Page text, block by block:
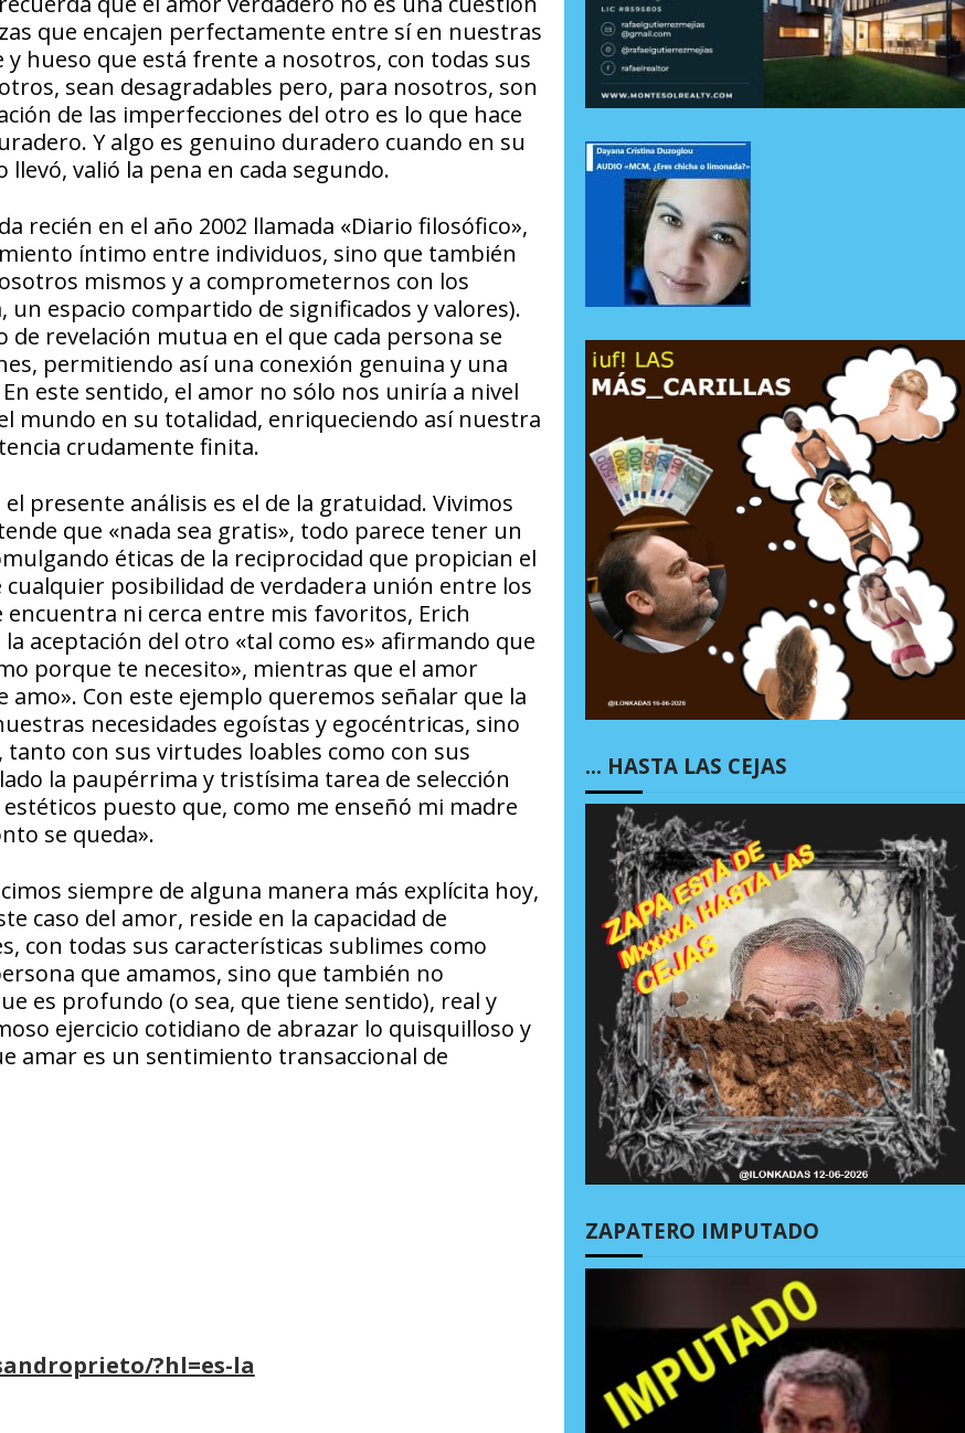
que encajen perfectamente entre sí en nuestras
hueso que está frente a nosotros, con todas sus
sean desagradables pero, para nosotros, son
de las imperfecciones del otro es lo que hace
Y algo es genuino duradero cuando en su
valió la pena en cada segundo.
recién en el año 2002 llamada «Diario filosófico»,
íntimo entre individuos, sino que también
mismos y a comprometernos con los
espacio compartido de significados y valores).
revelación mutua en el que cada persona se
permitiendo así una conexión genuina y una
este sentido, el amor no sólo nos uniría a nivel
mundo en su totalidad, enriqueciendo así nuestra
crudamente finita.
presente análisis es el de la gratuidad. Vivimos
que «nada sea gratis», todo parece tener un
éticas de la reciprocidad que propician el
posibilidad de verdadera unión entre los
ni cerca entre mis favoritos, Erich
aceptación del otro «tal como es» afirmando que
porque te necesito», mientras que el amor
Con este ejemplo queremos señalar que la
necesidades egoístas y egocéntricas, sino
con sus virtudes loables como con sus
la paupérrima y tristísima tarea de selección
puesto que, como me enseñó mi madre
se queda».
siempre de alguna manera más explícita hoy,
caso del amor, reside en la capacidad de
con todas sus características sublimes como
que amamos, sino que también no
es profundo (o sea, que tiene sentido), real y
ejercicio cotidiano de abrazar lo quisquilloso y
amar es un sentimiento transaccional de
?hl=es-la
… HASTA LAS CEJAS
ZAPATERO IMPUTADO